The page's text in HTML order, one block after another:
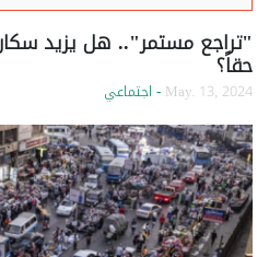
حقاً؟
May. 13, 2024 - اجتماعي